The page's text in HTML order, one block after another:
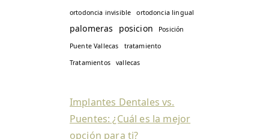
ortodoncia invisible ortodoncia lingual
palomeras posicion
Posición
Puente Vallecas
tratamiento
Tratamientos
vallecas
Implantes Dentales vs.
Puentes: ¿Cuál es la mejor
opción para ti?